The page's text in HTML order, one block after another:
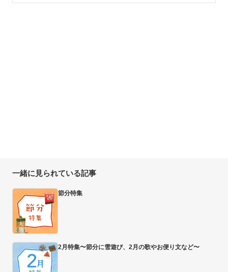
一緒に見られている記事
節分特集
2月特集〜節分に雪遊び、2月の歌やお便り文など〜